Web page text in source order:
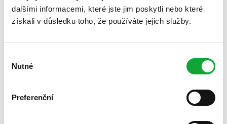
dalšími informacemi, které jste jim poskytli nebo které
získali v důsledku toho, že používáte jejich služby.
souhlasu
Nutné
Preferenční